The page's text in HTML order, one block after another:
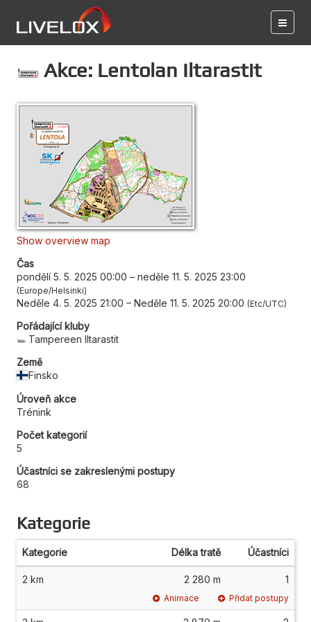
Akce: Lentolan Iltarastit
Show overview map
Čas
pondělí 5. 5. 2025 00:00 – neděle 11. 5. 2025 23:00
Europe/Helsinki
Neděle 4. 5. 2025 21:00 – Neděle 11. 5. 2025 20:00 Etc/UTC
Pořádající kluby
Tampereen Iltarastit
Země
Finsko
Úroveň akce
Trénink
Počet kategorií
5
Účastníci se zakreslenými postupy
68
Kategorie
Kategorie Délka tratě Účastníci
2 km 2 280 m 1
Animace Přidat postupy